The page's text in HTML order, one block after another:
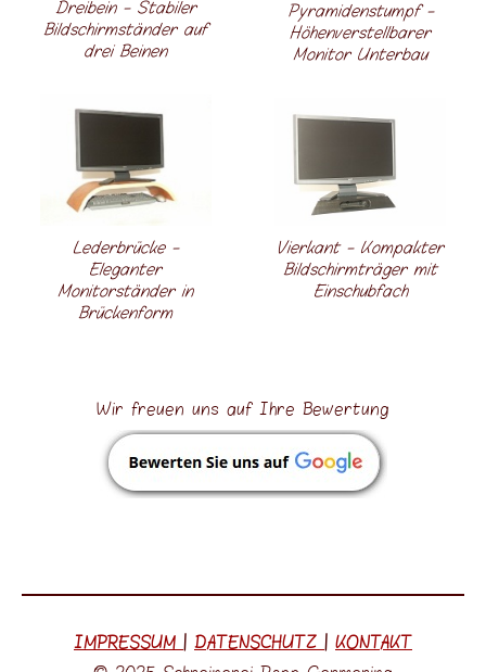
Dreibein - Stabiler
Bildschirmständer auf
drei Beinen
Lederbrücke -
Eleganter
Monitorständer in
Brückenform
Pyramidenstumpf -
Höhenverstellbarer
Monitor Unterbau
Vierkant - Kompakter
Bildschirmträger mit
Einschubfach
Wir freuen uns auf Ihre Bewertung
IMPRESSUM | DATENSCHUTZ | KONTAKT